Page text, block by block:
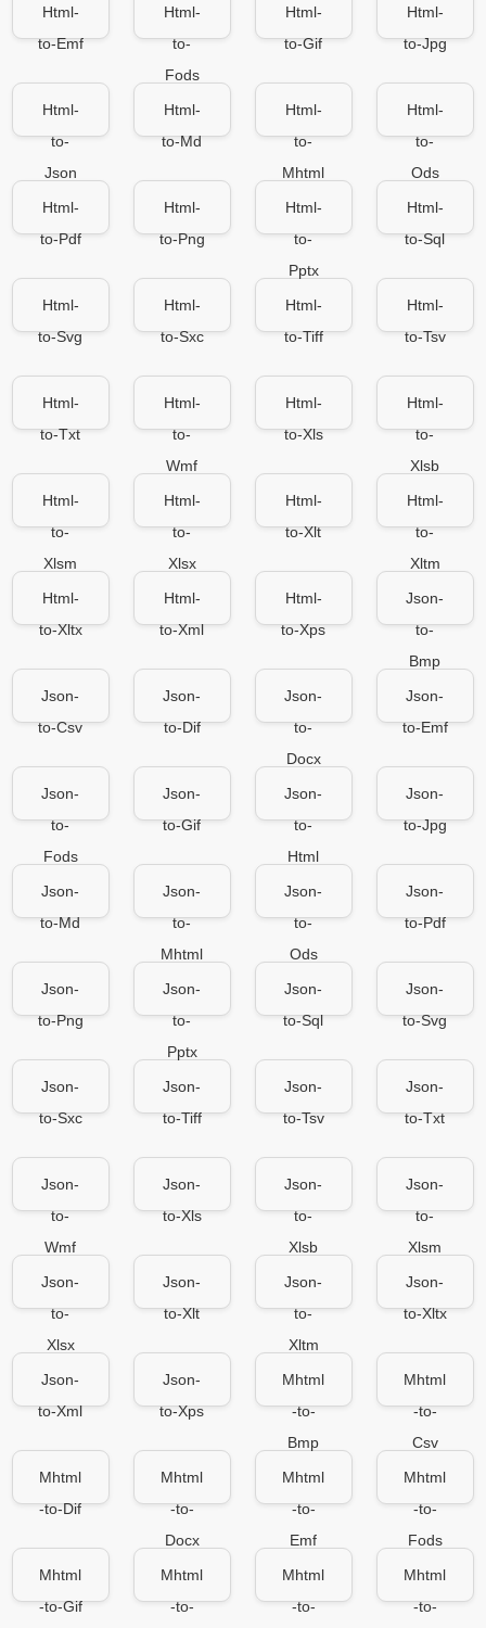
Html-
to-Emf
Html-
to-
Fods
Html-
to-Gif
Html-
to-Jpg
Html-
to-
Json
Html-
to-Md
Html-
to-
Mhtml
Html-
to-
Ods
Html-
to-Pdf
Html-
to-Png
Html-
to-
Pptx
Html-
to-Sql
Html-
to-Svg
Html-
to-Sxc
Html-
to-Tiff
Html-
to-Tsv
Html-
to-Txt
Html-
to-
Wmf
Html-
to-Xls
Html-
to-
Xlsb
Html-
to-
Xlsm
Html-
to-
Xlsx
Html-
to-Xlt
Html-
to-
Xltm
Html-
to-Xltx
Html-
to-Xml
Html-
to-Xps
Json-
to-
Bmp
Json-
to-Csv
Json-
to-Dif
Json-
to-
Docx
Json-
to-Emf
Json-
to-
Fods
Json-
to-Gif
Json-
to-
Html
Json-
to-Jpg
Json-
to-Md
Json-
to-
Mhtml
Json-
to-
Ods
Json-
to-Pdf
Json-
to-Png
Json-
to-
Pptx
Json-
to-Sql
Json-
to-Svg
Json-
to-Sxc
Json-
to-Tiff
Json-
to-Tsv
Json-
to-Txt
Json-
to-
Wmf
Json-
to-Xls
Json-
to-
Xlsb
Json-
to-
Xlsm
Json-
to-
Xlsx
Json-
to-Xlt
Json-
to-
Xltm
Json-
to-Xltx
Json-
to-Xml
Json-
to-Xps
Mhtml
-to-
Bmp
Mhtml
-to-
Csv
Mhtml
-to-Dif
Mhtml
-to-
Docx
Mhtml
-to-
Emf
Mhtml
-to-
Fods
Mhtml
-to-Gif
Mhtml
-to-
Mhtml
-to-
Mhtml
-to-